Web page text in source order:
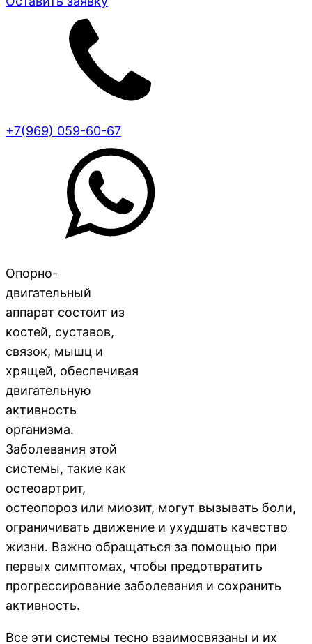
+7(969) 059-60-67
Опорно-
двигательный
аппарат состоит из
костей, суставов,
связок, мышц и
хрящей, обеспечивая
двигательную
активность
организма.
Заболевания этой
системы, такие как
остеоартрит,
остеопороз или миозит, могут вызывать боли,
ограничивать движение и ухудшать качество
жизни. Важно обращаться за помощью при
первых симптомах, чтобы предотвратить
прогрессирование заболевания и сохранить
активность.
Все эти системы тесно взаимосвязаны и их